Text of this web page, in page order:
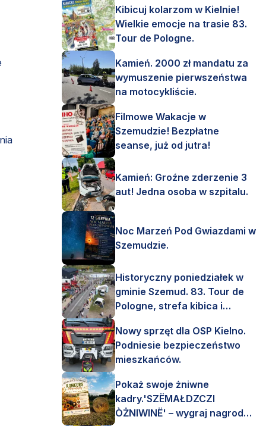
Kibicuj kolarzom w Kielnie!
Wielkie emocje na trasie 83.
Tour de Pologne.
Kamień. 2000 zł mandatu za
wymuszenie pierwszeństwa
na motocykliście.
Filmowe Wakacje w
Szemudzie! Bezpłatne
seanse, już od jutra!
Kamień: Groźne zderzenie 3
aut! Jedna osoba w szpitalu.
Noc Marzeń Pod Gwiazdami w
Szemudzie.
Historyczny poniedziałek w
gminie Szemud. 83. Tour de
Pologne, strefa kibica i
Nowy sprzęt dla OSP Kielno.
Podniesie bezpieczeństwo
mieszkańców.
Pokaż swoje żniwne
kadry.'SZËMAŁDZCZI
ÒŻNIWINË' – wygraj nagrody